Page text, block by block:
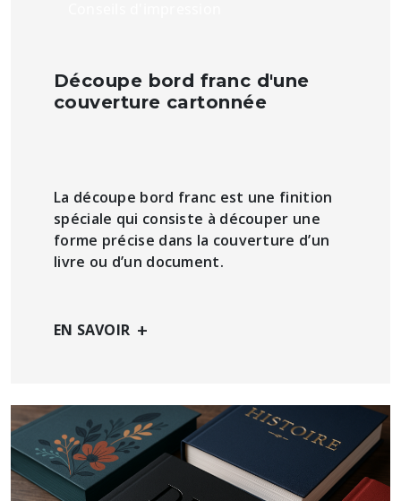
Découpe bord franc d'une
couverture cartonnée
La découpe bord franc est une finition
spéciale qui consiste à découper une
forme précise dans la couverture d’un
livre ou d’un document.
EN SAVOIR +